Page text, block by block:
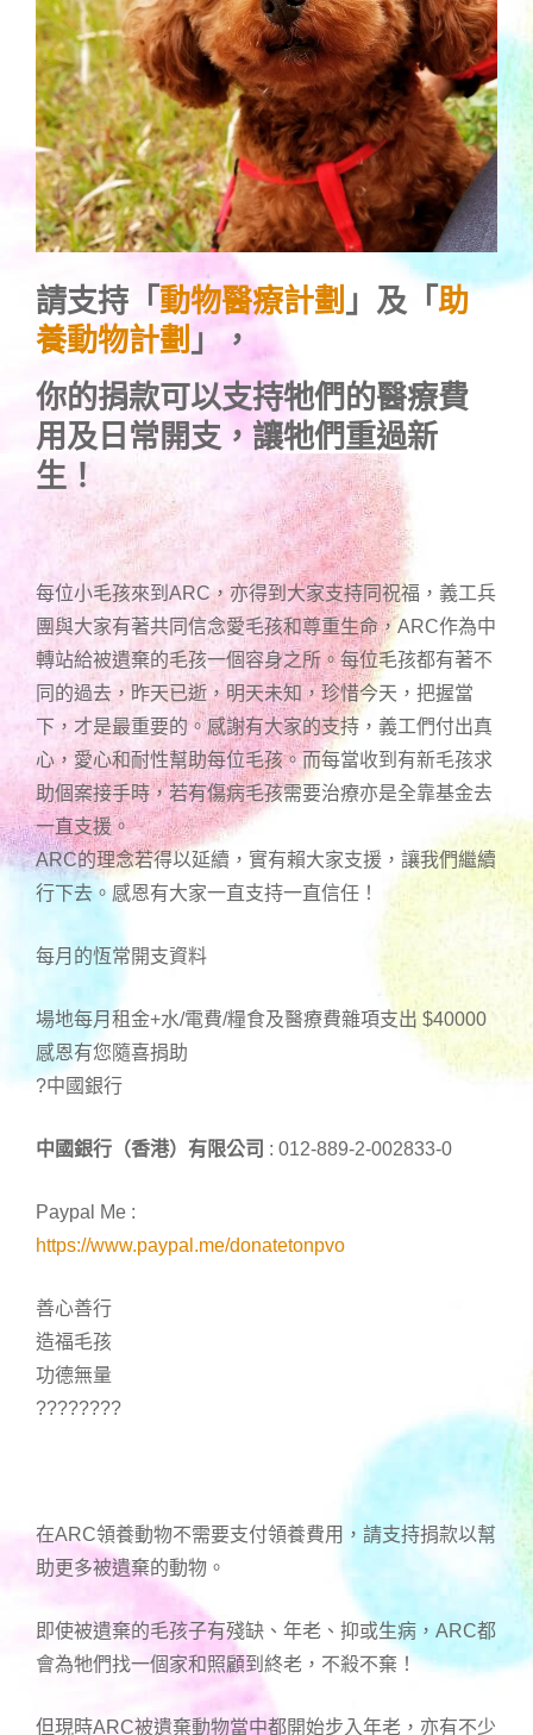
請支持「 動物醫療計劃 」及「 助
養動物計劃 」，
你的捐款可以支持牠們的醫療費
用及日常開支，讓牠們重過新
生！
每位小毛孩來到ARC，亦得到大家支持同祝福，義工兵
團與大家有著共同信念愛毛孩和尊重生命，ARC作為中
轉站給被遺棄的毛孩一個容身之所。每位毛孩都有著不
同的過去，昨天已逝，明天未知，珍惜今天，把握當
下，才是最重要的。感謝有大家的支持，義工們付出真
心，愛心和耐性幫助每位毛孩。而每當收到有新毛孩求
助個案接手時，若有傷病毛孩需要治療亦是全靠基金去
一直支援。
ARC的理念若得以延續，實有賴大家支援，讓我們繼續
行下去。感恩有大家一直支持一直信任！
每月的恆常開支資料
場地每月租金+水/電費/糧食及醫療費雜項支出 $40000
感恩有您隨喜捐助
?中國銀行
中國銀行（香港）有限公司 : 012-889-2-002833-0
Paypal Me :
https://www.paypal.me/donatetonpvo
善心善行
造福毛孩
功德無量
????????
在ARC領養動物不需要支付領養費用，請支持捐款以幫
助更多被遺棄的動物。
即使被遺棄的毛孩子有殘缺、年老、抑或生病，ARC都
會為牠們找一個家和照顧到終老，不殺不棄！
但現時ARC被遺棄動物當中都開始步入年老，亦有不少